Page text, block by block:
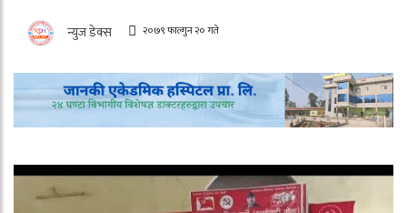
न्युज डेक्स २०७९ फाल्गुन २० गते